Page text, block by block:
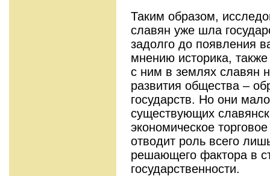
Таким образом,
славян уже шла
задолго до появления
мнению историка,
с ним в землях славян
развития общества –
государств. Но они
существующих
экономическое
отводит роль всего
решающего фактора в
государственности.